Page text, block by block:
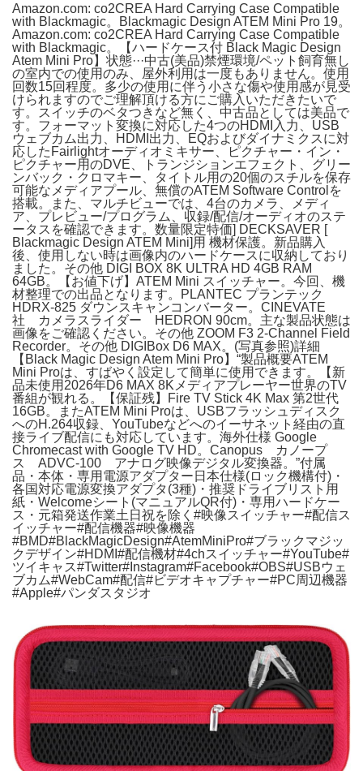
Amazon.com: co2CREA Hard Carrying Case Compatible
with Blackmagic。Blackmagic Design ATEM Mini Pro 19。
Amazon.com: co2CREA Hard Carrying Case Compatible
with Blackmagic。【ハードケース付 Black Magic Design
Atem Mini Pro】状態···中古(美品)禁煙環境/ペット飼育無し
の室内での使用のみ、屋外利用は一度もありません。使用
回数15回程度。多少の使用に伴う小さな傷や使用感が見受
けられますのでご理解頂ける方にご購入いただきたいで
す。スイッチのベタつきなど無く、中古品としては美品で
す。フォーマット変換に対応した4つのHDMI入力、USB
ウェブカム出力、HDMI出力、EQおよびダイナミクスに対
応したFairlightオーディオミキサー、ピクチャー・イン・
ピクチャー用のDVE、トランジションエフェクト、グリー
ンバック・クロマキー、タイトル用の20個のスチルを保存
可能なメディアプール、無償のATEM Software Controlを
搭載。また、マルチビューでは、4台のカメラ、メディ
ア、プレビュー/プログラム、収録/配信/オーディオのステ
ータスを確認できます。数量限定特価] DECKSAVER [
Blackmagic Design ATEM Mini]用 機材保護。新品購入
後、使用しない時は画像内のハードケースに収納しており
ました。その他 DIGI BOX 8K ULTRA HD 4GB RAM
64GB。【お値下げ】ATEM Mini スイッチャー。今回、機
材整理での出品となります。PLANTEC プランテック
HDRX-825 ダウンスキャンコンバーター。CINEVATE
社 カメラスライダー HEDRON 90cm。主な製品状態は
画像をご確認ください。その他 ZOOM F3 2-Channel Field
Recorder。その他 DIGIBox D6 MAX。(写真参照)詳細
【Black Magic Design Atem Mini Pro】“製品概要ATEM
Mini Proは、すばやく設定して簡単に使用できます。【新
品未使用2026年D6 MAX 8Kメディアプレーヤー世界のTV
番組が観れる。【保証残】Fire TV Stick 4K Max 第2世代
16GB。またATEM Mini Proは、USBフラッシュディスク
へのH.264収録、YouTubeなどへのイーサネット経由の直
接ライブ配信にも対応しています。海外仕様 Google
Chromecast with Google TV HD。Canopus カノープ
ス ADVC-100 アナログ映像デジタル変換器。”付属
品・本体・専用電源アダプター日本仕様(ロック機構付)・
各国対応電源変換アダプタ(3種)・推奨ドライブリスト用
紙・Welcomeシート(マニュアルQR付)・専用ハードケー
ス・元箱発送作業土日祝を除く#映像スイッチャー#配信ス
イッチャー#配信機器#映像機器
#BMD#BlackMagicDesign#AtemMiniPro#ブラックマジッ
クデザイン#HDMI#配信機材#4chスイッチャー#YouTube#
ツイキャス#Twitter#Instagram#Facebook#OBS#USBウェ
ブカム#WebCam#配信#ビデオキャプチャー#PC周辺機器
#Apple#パンダスタジオ